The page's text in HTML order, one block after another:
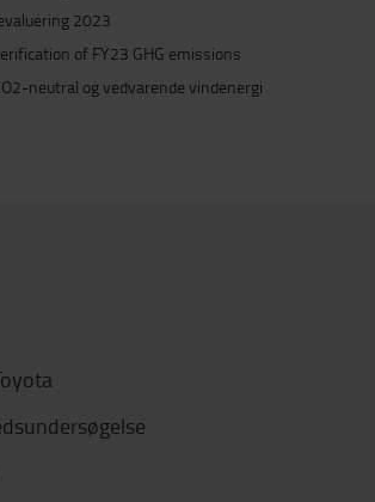
2023
of FY23 GHG emissions
neutral og vedvarende vindenergi